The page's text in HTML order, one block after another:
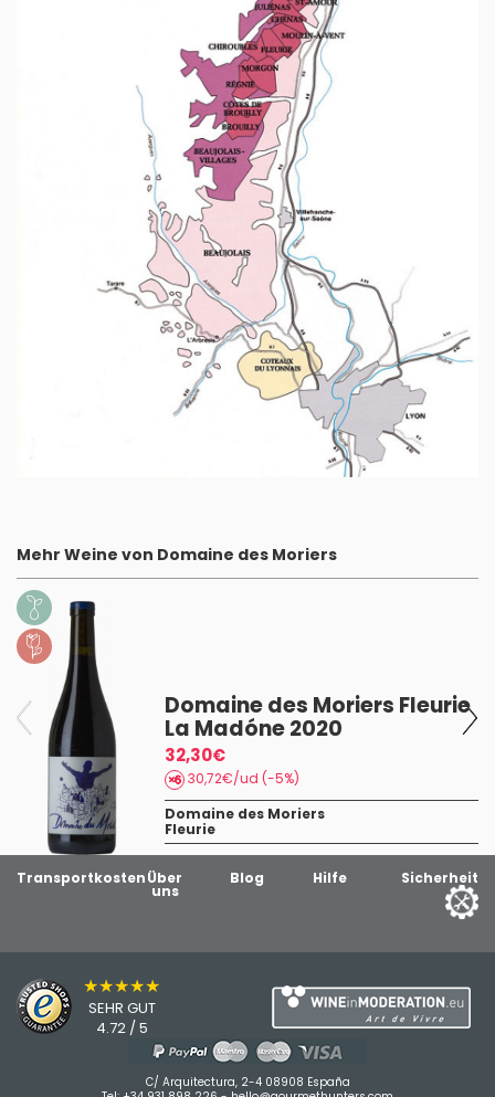
Mehr Weine von Domaine des Moriers
Domaine des Moriers Fleurie
La Madóne 2020
32,30€
30,72€/ud (-5%)
Domaine des Moriers
Fleurie
TransportkostenÜber
uns
Blog Hilfe Sicherheit
★★★★★
SEHR GUT
4.72 / 5
C/ Arquitectura, 2-4 08908 España